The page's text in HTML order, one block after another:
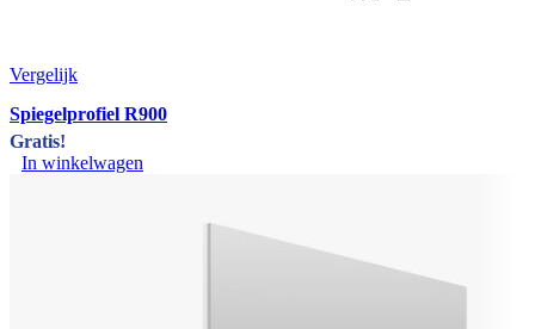
Vergelijk
Spiegelprofiel R900
Gratis!
In winkelwagen